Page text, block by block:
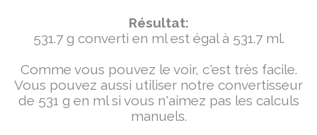
Résultat:
531.7 g converti en ml est égal à 531.7 ml.
Comme vous pouvez le voir, c'est très facile.
Vous pouvez aussi utiliser notre convertisseur
de 531 g en ml si vous n'aimez pas les calculs
manuels.